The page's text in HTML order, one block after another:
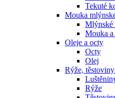
Tekuté
Mouka
Mouka
Oleje a octy
Octy
Olej
Rýže,
Rýže